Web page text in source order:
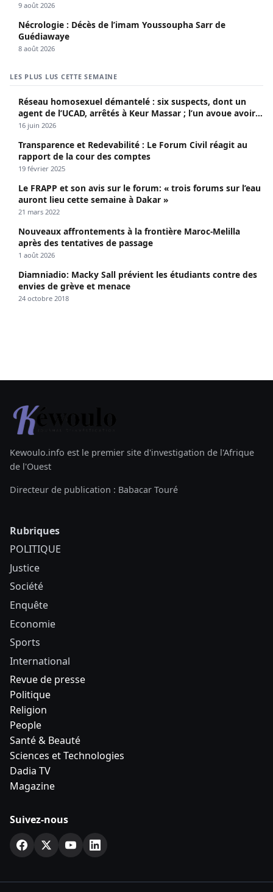
9 août 2026
Nécrologie : Décès de l’imam Youssoupha Sarr de
Guédiawaye
8 août 2026
LES PLUS LUS CETTE SEMAINE
Réseau homosexuel démantelé : six suspects, dont un
agent de l’UCAD, arrêtés à Keur Massar ; l’un avoue avoir
propagé le VIH depuis 2018
16 juin 2026
Transparence et Redevabilité : Le Forum Civil réagit au
rapport de la cour des comptes
19 février 2025
Le FRAPP et son avis sur le forum: « trois forums sur l’eau
auront lieu cette semaine à Dakar »
21 mars 2022
Nouveaux affrontements à la frontière Maroc-Melilla
après des tentatives de passage
1 août 2026
Diamniadio: Macky Sall prévient les étudiants contre des
envies de grève et menace
24 octobre 2018
Kewoulo.info est le premier site d'investigation de l'Afrique
de l'Ouest
Directeur de publication : Babacar Touré
Rubriques
POLITIQUE
Justice
Société
Enquête
Economie
Sports
International
Revue de presse
Politique
Religion
People
Santé & Beauté
Sciences et Technologies
Dadia TV
Magazine
Suivez-nous